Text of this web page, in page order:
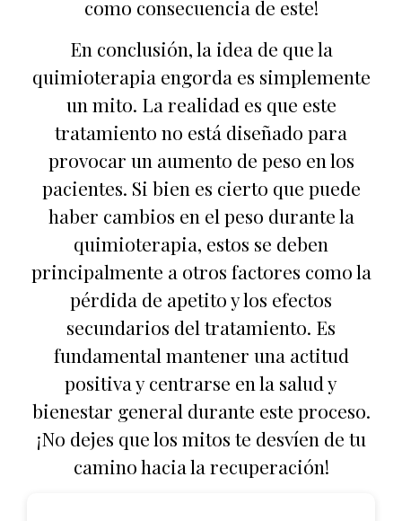
como consecuencia de este!
En conclusión, la idea de que la
quimioterapia engorda es simplemente
un mito. La realidad es que este
tratamiento no está diseñado para
provocar un aumento de peso en los
pacientes. Si bien es cierto que puede
haber cambios en el peso durante la
quimioterapia, estos se deben
principalmente a otros factores como la
pérdida de apetito y los efectos
secundarios del tratamiento. Es
fundamental mantener una actitud
positiva y centrarse en la salud y
bienestar general durante este proceso.
¡No dejes que los mitos te desvíen de tu
camino hacia la recuperación!